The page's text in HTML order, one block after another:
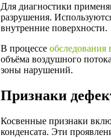
Для диагностики
разрушения.
внутренние поверхности.
В процессе обследования
объёма воздушного
зоны нарушений.
Признаки
Косвенные признаки
конденсата. Эти